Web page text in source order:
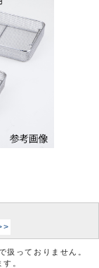
扱っておりません。
。